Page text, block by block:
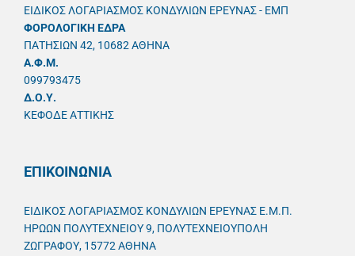
ΕΙΔΙΚΟΣ ΛΟΓΑΡΙΑΣΜΟΣ ΚΟΝΔΥΛΙΩΝ ΕΡΕΥΝΑΣ - ΕΜΠ
ΦΟΡΟΛΟΓΙΚΗ ΕΔΡΑ
ΠΑΤΗΣΙΩΝ 42, 10682 ΑΘΗΝΑ
A.Φ.Μ.
099793475
Δ.Ο.Υ.
ΚΕΦΟΔΕ ΑΤΤΙΚΗΣ
ΕΠΙΚΟΙΝΩΝΙΑ
ΕΙΔΙΚΟΣ ΛΟΓΑΡΙΑΣΜΟΣ ΚΟΝΔΥΛΙΩΝ ΕΡΕΥΝΑΣ Ε.Μ.Π.
ΗΡΩΩΝ ΠΟΛΥΤΕΧΝΕΙΟΥ 9, ΠΟΛΥΤΕΧΝΕΙΟΥΠΟΛΗ
ΖΩΓΡΑΦΟΥ, 15772 ΑΘΗΝΑ